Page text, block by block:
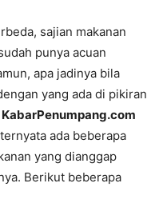
sajian makanan
punya acuan
apa jadinya bila
yang ada di pikiran
KabarPenumpang.com
ada beberapa
yang dianggap
Berikut beberapa